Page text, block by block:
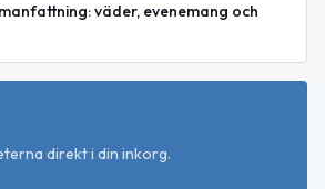
väder, evenemang och
direkt i din inkorg.